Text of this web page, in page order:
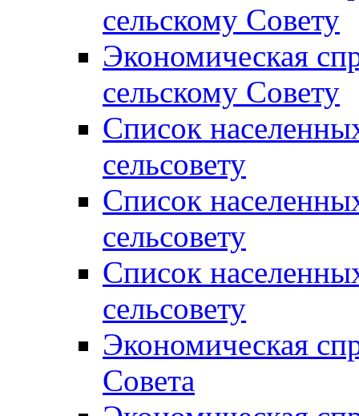
сельскому Совету
Экономическая
сельскому Совету
Список
сельсовету
Список
сельсовету
Список
сельсовету
Экономическая
Совета